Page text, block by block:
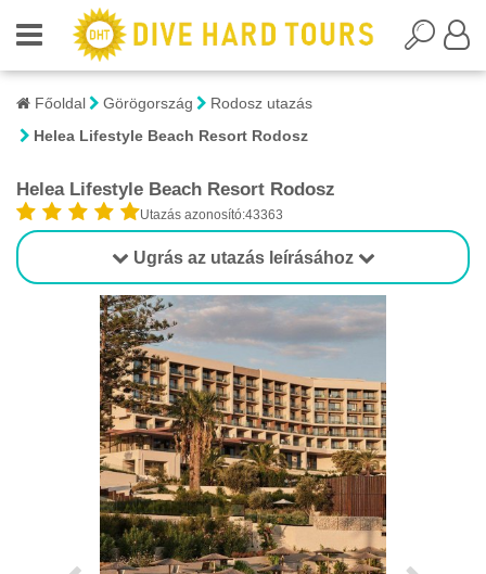
Főoldal Görögország
Rodosz utazás
Helea Lifestyle Beach Resort Rodosz
Helea Lifestyle Beach Resort Rodosz
Utazás azonosító:43363
Ugrás az utazás leírásához